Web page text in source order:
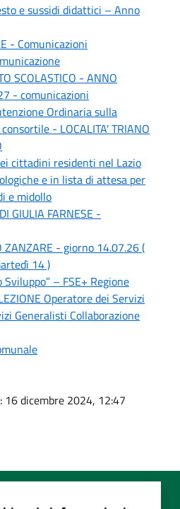
e sussidi didattici – Anno
- Comunicazioni
SCOLASTICO - ANNO
- comunicazioni
Ordinaria sulla
- LOCALITA' TRIANO
cittadini residenti nel Lazio
e in lista di attesa per
e midollo
GIULIA FARNESE -
ZANZARE - giorno 14.07.26 (
14 )
– FSE+ Regione
Operatore dei Servizi
Generalisti Collaborazione
: 16 dicembre 2024, 12:47